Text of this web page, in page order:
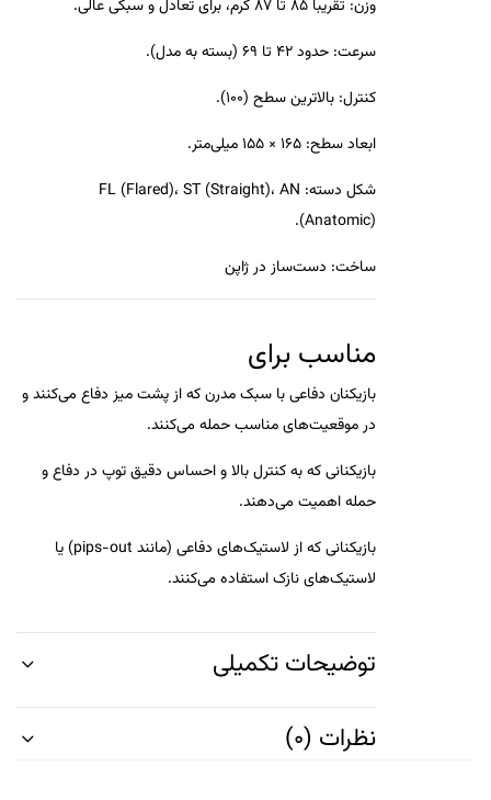
وزن: تقریباً 85 تا 87 گرم، برای تعادل و سبکی عالی
.
سرعت: حدود 42 تا 69 (بسته به مدل)
.
کنترل: بالاترین سطح (100)
.
ابعاد سطح: 165 × 155 میلی‌متر
.
شکل دسته: FL (Flared)، ST (Straight)، AN
(Anatomic)
.
ساخت: دست‌ساز در ژاپن
مناسب برای
بازیکنان دفاعی با سبک مدرن که از پشت میز دفاع می‌کنند و
در موقعیت‌های مناسب حمله می‌کنند.
بازیکنانی که به کنترل بالا و احساس دقیق توپ در دفاع و
حمله اهمیت می‌دهند.
بازیکنانی که از لاستیک‌های دفاعی (مانند pips-out) یا
لاستیک‌های نازک استفاده می‌کنند.
توضیحات تکمیلی
نظرات (0)